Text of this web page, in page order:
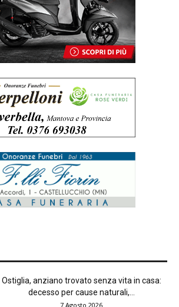
Ostiglia, anziano trovato senza vita in casa:
decesso per cause naturali,...
7 Agosto 2026